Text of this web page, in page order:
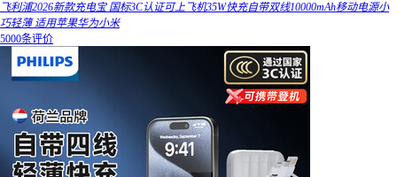
飞利浦2026新款充电宝 国标3C认证可上飞机35W快充自带双线10000mAh移动电源小
巧轻薄 适用苹果华为小米
5000条评价